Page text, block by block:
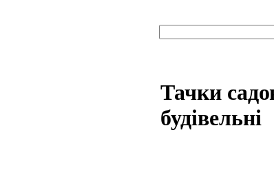
Тачки
будівельні